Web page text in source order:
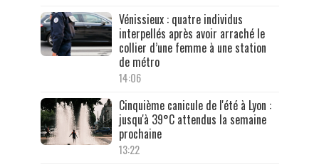
Vénissieux : quatre individus
interpellés après avoir arraché le
collier d’une femme à une station
de métro
14:06
Cinquième canicule de l'été à Lyon :
jusqu'à 39°C attendus la semaine
prochaine
13:22